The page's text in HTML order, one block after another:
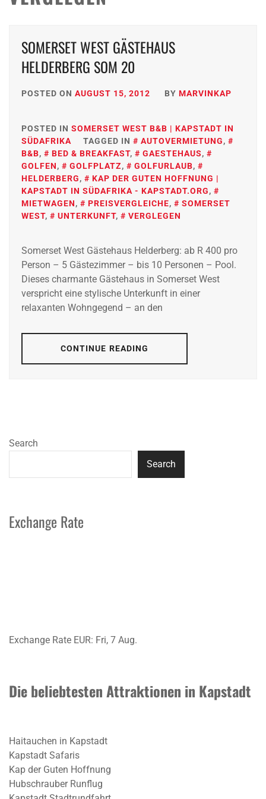
SOMERSET WEST GÄSTEHAUS
HELDERBERG SOM 20
POSTED ON AUGUST 15, 2012 BY MARVINKAP
POSTED IN SOMERSET WEST B&B | KAPSTADT IN
SÜDAFRIKA
TAGGED IN AUTOVERMIETUNG,
B&B, BED & BREAKFAST, GAESTEHAUS,
GOLFEN, GOLFPLATZ, GOLFURLAUB,
HELDERBERG,
KAP DER GUTEN HOFFNUNG |
KAPSTADT IN SÜDAFRIKA - KAPSTADT.ORG,
MIETWAGEN, PREISVERGLEICHE,
SOMERSET
WEST, UNTERKUNFT, VERGLEGEN
Somerset West Gästehaus Helderberg: ab R 400 pro
Person – 5 Gästezimmer – bis 10 Personen – Pool.
Dieses charmante Gästehaus in Somerset West
verspricht eine stylische Unterkunft in einer
relaxanten Wohngegend – an den
CONTINUE READING
Search
Search
Exchange Rate
Exchange Rate EUR: Fri, 7 Aug.
Die beliebtesten Attraktionen in Kapstadt
Haitauchen in Kapstadt
Kapstadt Safaris
Kap der Guten Hoffnung
Hubschrauber Runflug